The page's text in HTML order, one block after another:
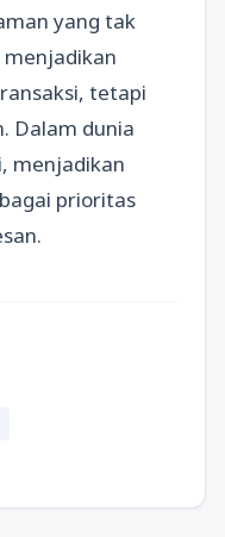
yang tak
tetapi
Dalam dunia
menjadikan
prioritas